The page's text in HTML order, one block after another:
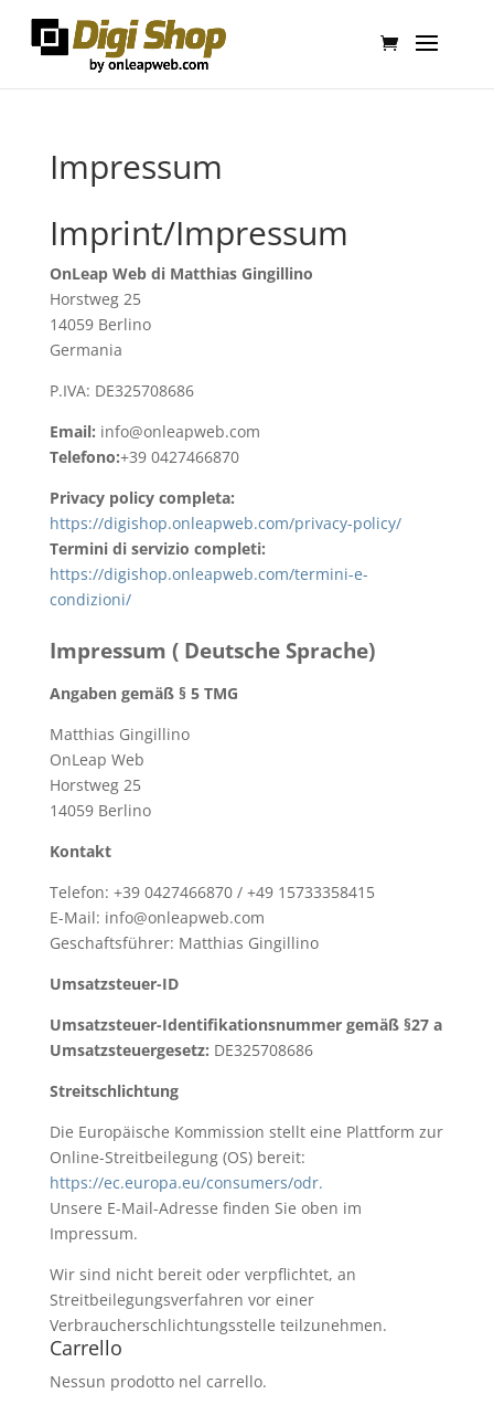
Impressum
Imprint/Impressum
OnLeap Web di Matthias Gingillino
Horstweg 25
14059 Berlino
Germania
P.IVA: DE325708686
Email: info@onleapweb.com
Telefono:+39 0427466870
Privacy policy completa:
https://digishop.onleapweb.com/privacy-policy/
Termini di servizio completi:
https://digishop.onleapweb.com/termini-e-
condizioni/
Impressum ( Deutsche Sprache)
Angaben gemäß § 5 TMG
Matthias Gingillino
OnLeap Web
Horstweg 25
14059 Berlino
Kontakt
Telefon: +39 0427466870 / +49 15733358415
E-Mail: info@onleapweb.com
Geschaftsführer: Matthias Gingillino
Umsatzsteuer-ID
Umsatzsteuer-Identifikationsnummer gemäß §27 a
Umsatzsteuergesetz: DE325708686
Streitschlichtung
Die Europäische Kommission stellt eine Plattform zur
Online-Streitbeilegung (OS) bereit:
https://ec.europa.eu/consumers/odr.
Unsere E-Mail-Adresse finden Sie oben im
Impressum.
Wir sind nicht bereit oder verpflichtet, an
Streitbeilegungsverfahren vor einer
Verbraucherschlichtungsstelle teilzunehmen.
Carrello
Nessun prodotto nel carrello.